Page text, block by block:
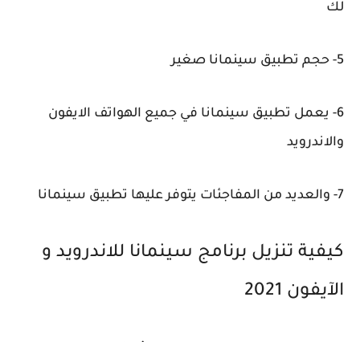
لك
5- حجم تطبيق سينمانا صغير
6- يعمل تطبيق سينمانا في جميع الهواتف الايفون
والاندرويد
7- والعديد من المفاجئات يتوفر عليها تطبيق سينمانا
كيفية تنزيل برنامج سينمانا للاندرويد و
الآيفون 2021